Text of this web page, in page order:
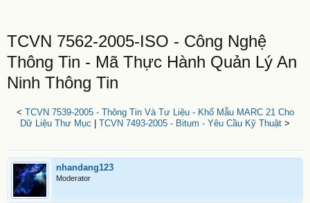
TCVN 7562-2005-ISO - Công Nghệ
Thông Tin - Mã Thực Hành Quản Lý An
Ninh Thông Tin
< TCVN 7539-2005 - Thông Tin Và Tư Liệu - Khổ Mẫu MARC 21 Cho
Dữ Liệu Thư Mục
TCVN 7493-2005 - Bitum - Yêu Cầu Kỹ Thuật >
nhandang123
Moderator